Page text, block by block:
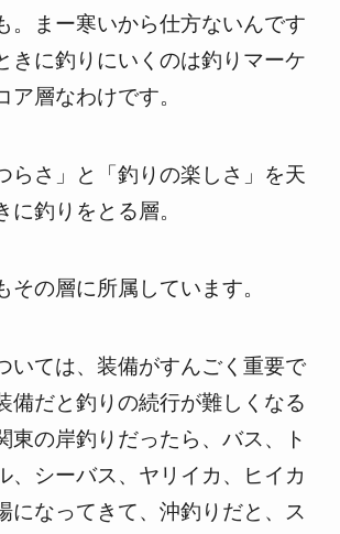
。まー寒いから仕方ないんです
きに釣りにいくのは釣りマーケ
ア層なわけです。
らさ」と「釣りの楽しさ」を天
に釣りをとる層。
その層に所属しています。
いては、装備がすんごく重要で
備だと釣りの続行が難しくなる
東の岸釣りだったら、バス、ト
、シーバス、ヤリイカ、ヒイカ
になってきて、沖釣りだと、ス